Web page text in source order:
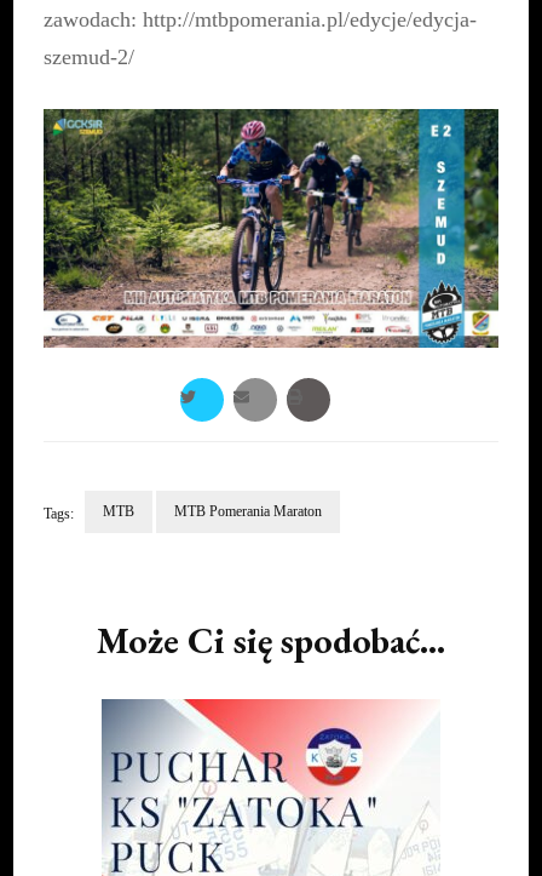
zawodach:http://mtbpomerania.pl/edycje/edycja-
szemud-2/
Tags: MTB MTB Pomerania Maraton
Może Ci się spodobać...